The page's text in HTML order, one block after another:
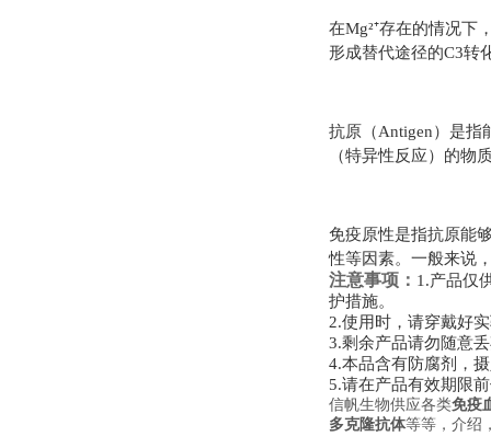
在Mg²⁺存在的情况下
形成替代途径的C3转
抗原（Antigen）是指
（特异性反应）的物
免疫原性是指抗原能
性等因素。一般来说
注意事项： 1.产品仅
护措施。
2.使用时，请穿戴好
3.剩余产品请勿随意
4.本品含有防腐剂，
5.请在产品有效期限
信帆生物供应各类免疫
多克隆抗体等等，介绍